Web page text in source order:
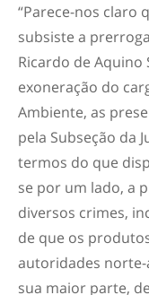
“Parece-nos claro
subsiste a
Ricardo de Aquino
exoneração do
Ambiente, as
pela Subseção da
termos do que
se por um lado, a
diversos crimes,
de que os
autoridades
sua maior parte,